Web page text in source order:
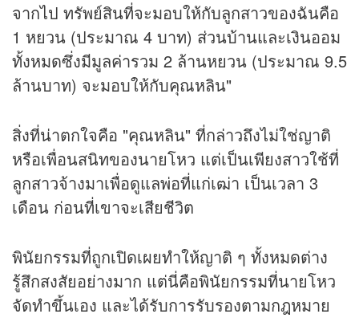
จากไป ทรัพย์สินที่จะมอบให้กับลูกสาวของฉันคือ
1 หยวน (ประมาณ 4 บาท) ส่วนบ้านและเงินออม
ทั้งหมดซึ่งมีมูลค่ารวม 2 ล้านหยวน (ประมาณ 9.5
ล้านบาท) จะมอบให้กับคุณหลิน"
สิ่งที่น่าตกใจคือ "คุณหลิน" ที่กล่าวถึงไม่ใช่ญาติ
หรือเพื่อนสนิทของนายโหว แต่เป็นเพียงสาวใช้ที่
ลูกสาวจ้างมาเพื่อดูแลพ่อที่แก่เฒ่า เป็นเวลา 3
เดือน ก่อนที่เขาจะเสียชีวิต
พินัยกรรมที่ถูกเปิดเผยทำให้ญาติ ๆ ทั้งหมดต่าง
รู้สึกสงสัยอย่างมาก แต่นี่คือพินัยกรรมที่นายโหว
จัดทำขึ้นเอง และได้รับการรับรองตามกฎหมาย